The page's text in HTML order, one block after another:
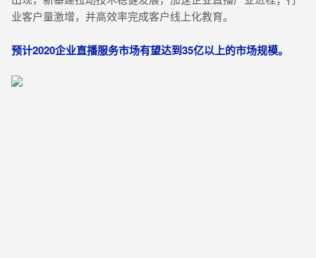
业客户量激增，并高效率完成客户线上化教育。
预计2020企业直播服务市场有望达到35亿以上的市场规模。